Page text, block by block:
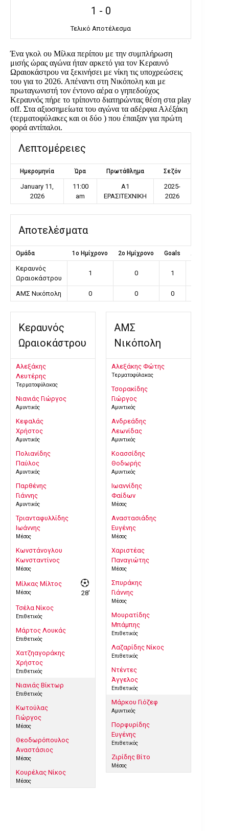
1 - 0
Τελικό Αποτέλεσμα
Ένα γκολ ου Μίλκα περίπου με την συμπλήρωση
μισής ώρας αγώνα ήταν αρκετό για τον Κεραυνό
Ωραιοκάστρου να ξεκινήσει με νίκη τις υποχρεώσεις
του για το 2026. Απέναντι στη Νικόπολη και με
πρωταγωνιστή τον έντονο αέρα ο γηπεδούχος
Κεραυνός πήρε το τρίποντο διατηρώντας θέση στα play
off. Στα αξιοσημείωτα του αγώνα τα αδέρφια Αλέξάκη
(τερματοφύλακες και οι δύο ) που έπαιξαν για πρώτη
φορά αντίπαλοι.
Λεπτομέρειες
Ημερομηνία Ώρα Πρωτάθλημα Σεζόν
January 11,
2026
11:00
am
Α1
ΕΡΑΣΙΤΕΧΝΙΚΗ
2025-
2026
Αποτελέσματα
Ομάδα 1ο Ημίχρονο 2ο Ημίχρονο Goals Αποτέλεσμα
Κεραυνός
Ωραιοκάστρου
1 0 1
ΑΜΣ Νικόπολη 0 0 0
Κεραυνός
Ωραιοκάστρου
Αλεξάκης
Λευτέρης
Τερματοφύλακας
Νιανιάς Γιώργος
Αμυντικός
Κεφαλάς
Χρήστος
Αμυντικός
Πολιανίδης
Παύλος
Αμυντικός
Παρθένης
Γιάννης
Αμυντικός
Τριανταφυλλίδης
Ιωάννης
Μέσος
Κωνστάνογλου
Κωνσταντίνος
Μέσος
Μίλκας Μίλτος
Μέσος
28'
Τσέλα Νίκος
Επιθετικός
Μάρτος Λουκάς
Επιθετικός
Χατζηαγοράκης
Χρήστος
Επιθετικός
Νιανιάς Βίκτωρ
Επιθετικός
Κωτούλας
Γιώργος
Μέσος
Θεοδωρόπουλος
Αναστάσιος
Μέσος
Κουρέλας Νίκος
Μέσος
ΑΜΣ
Νικόπολη
Αλεξάκης Φώτης
Τερματοφύλακας
Τσορακίδης
Γιώργος
Αμυντικός
Ανδρεάδης
Λεωνίδας
Αμυντικός
Κοασσίδης
Θοδωρής
Αμυντικός
Ιωαννίδης
Φαίδων
Μέσος
Αναστασιάδης
Ευγένης
Μέσος
Χαριστέας
Παναγιώτης
Μέσος
Σπυράκης
Γιάννης
Μέσος
Μουρατίδης
Μπάμπης
Επιθετικός
Λαζαρίδης Νίκος
Επιθετικός
Ντέντες
Άγγελος
Επιθετικός
Μάρκου Γιόζεφ
Αμυντικός
Πορφυρίδης
Ευγένης
Επιθετικός
Ζιρίδης Βίτο
Μέσος